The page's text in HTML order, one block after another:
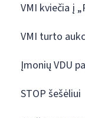
VMI kviečia į
VMI turto
Įmonių VDU
STOP šešėliui